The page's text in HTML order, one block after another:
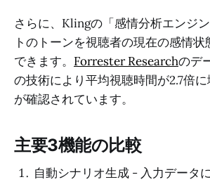
さらに、Klingの「感情分析エンジ
トのトーンを視聴者の現在の感情
できます。 Forrester Researchのデ
の技術により平均視聴時間が2.7倍
が確認されています。
主要3機能の比較
自動シナリオ生成 - 入力データ